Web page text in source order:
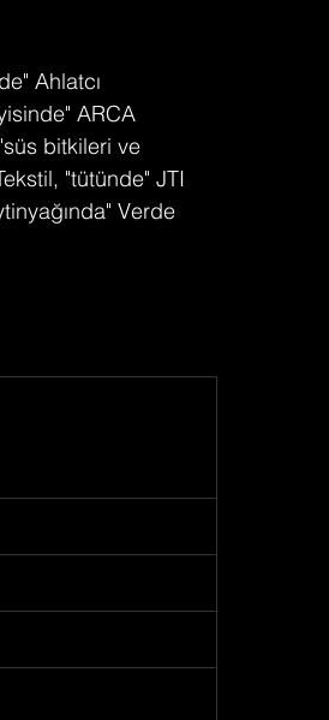
Ahlatcı
ARCA
bitkileri ve
"tütünde" JTI
Verde